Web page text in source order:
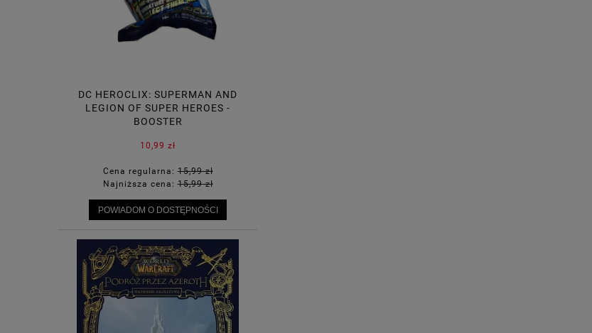
DC HEROCLIX: SUPERMAN AND
LEGION OF SUPER HEROES -
BOOSTER
10,99 zł
Cena regularna:15,99 zł
Najniższa cena:15,99 zł
POWIADOM O DOSTĘPNOŚCI